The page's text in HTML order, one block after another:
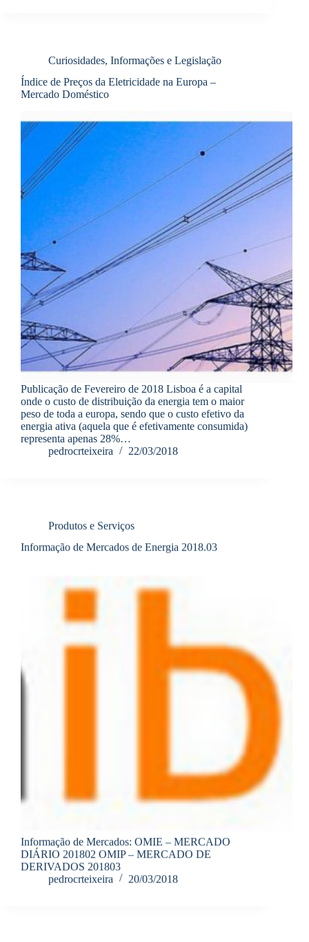
Curiosidades, Informações e Legislação
Índice de Preços da Eletricidade na Europa –
Mercado Doméstico
Publicação de Fevereiro de 2018 Lisboa é a capital
onde o custo de distribuição da energia tem o maior
peso de toda a europa, sendo que o custo efetivo da
energia ativa (aquela que é efetivamente consumida)
representa apenas 28%…
pedrocrteixeira
22/03/2018
Produtos e Serviços
Informação de Mercados de Energia 2018.03
Informação de Mercados: OMIE – MERCADO
DIÁRIO 201802 OMIP – MERCADO DE
DERIVADOS 201803
pedrocrteixeira
20/03/2018